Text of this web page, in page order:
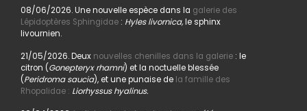
08/06/2026. Une nouvelle espèce dans la galerie des
Lépidoptères Sphingidae: Hyles livornica,le sphinx
livournien.
21/05/2026. Deux nouvelles chenilles dans la galerie : le
citron (Gonepteryx rhamni) et la noctuelle blessée
(Peridroma saucia), et une punaise dela famille des
Rhopalidae : Liorhyssus hyalinus.